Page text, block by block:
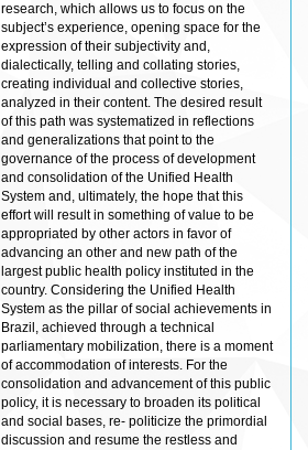
research, which allows us to focus on the
subject’s experience, opening space for the
expression of their subjectivity and,
dialectically, telling and collating stories,
creating individual and collective stories,
analyzed in their content. The desired result
of this path was systematized in reflections
and generalizations that point to the
governance of the process of development
and consolidation of the Unified Health
System and, ultimately, the hope that this
effort will result in something of value to be
appropriated by other actors in favor of
advancing an other and new path of the
largest public health policy instituted in the
country. Considering the Unified Health
System as the pillar of social achievements in
Brazil, achieved through a technical
parliamentary mobilization, there is a moment
of accommodation of interests. For the
consolidation and advancement of this public
policy, it is necessary to broaden its political
and social bases, re- politicize the primordial
discussion and resume the restless and